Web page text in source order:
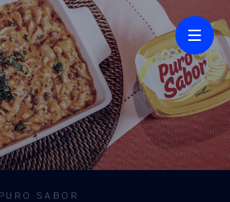
SABOR